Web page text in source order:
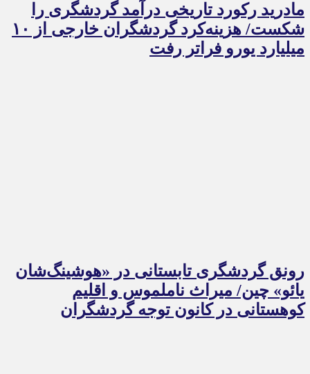
مادرید رکورد تاریخی درآمد گردشگری را
شکست/ هزینه‌کرد گردشگران خارجی از ۱۰
میلیارد یورو فراتر رفت
رونق گردشگری تابستانی در «هوشینگ‌شان
یائو» چین/ میراث ناملموس و اقلیم
کوهستانی در کانون توجه گردشگران